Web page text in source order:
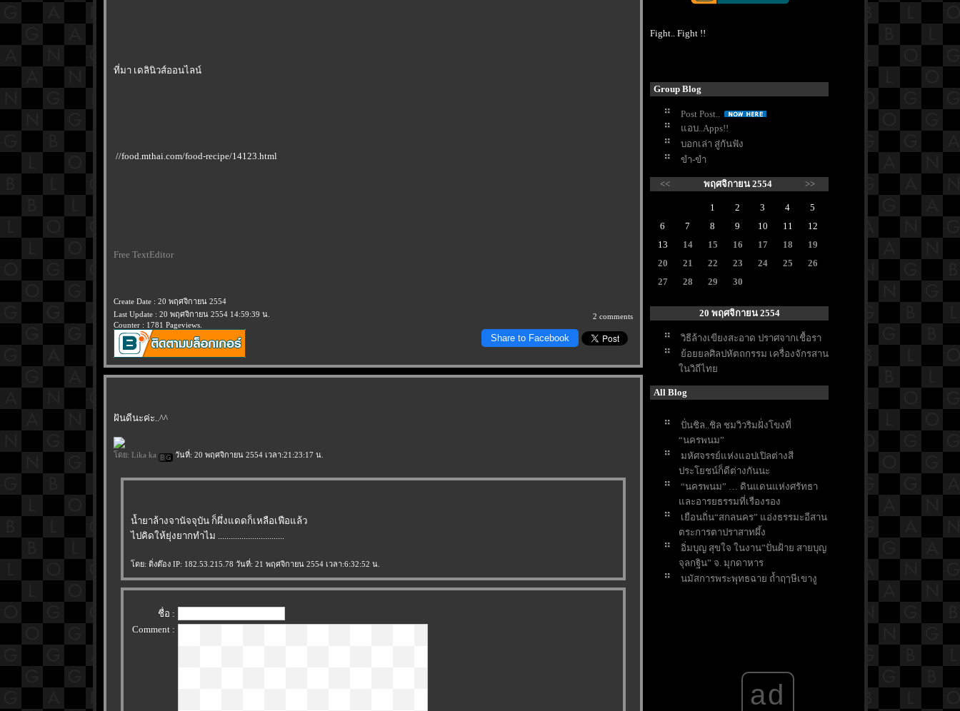
ที่มา เดลินิวส์ออนไลน์
//food.mthai.com/food-recipe/14123.html
Free TextEditor
Create Date : 20 พฤศจิกายน 2554
Last Update : 20 พฤศจิกายน 2554 14:59:39 น.
Counter : 1781 Pageviews.
2 comments
Share to Facebook
ฝันดีนะค่ะ..^^
ดย: Lika ka วันที่: 20 พฤศจิกายน 2554 เวลา:21:23:17 น.
น้ำยาล้างจานัจจุบัน ก็ผึ่งแดดก็เหลือเฟือแล้ว
ไปคิดให้ยุ่งยากทำไม ...............................
ดย: ติ่งต๊อง IP: 182.53.215.78 วันที่: 21 พฤศจิกายน 2554 เวลา:6:32:52 น.
ชื่อ :
Comment :
Fight.. Fight !!
Group Blog
Post Post..
อบ..Apps!!
บอกเล่า สู่กันฟัง
ขำ-ขำ
<< พฤศจิกายน 2554 >>
1 2 3 4
5
6
7 8 9 10 11
12
13
14 15 16 17 18
19
20
21 22 23 24 25
26
27
28 29 30
20 พฤศจิกายน 2554
วิธีล้างเขียงสะอาด ปราศจากเชื้อรา
้อยยลศิลปหัตถกรรม เครื่องจักรสาน
นวิถีไท
All Blog
ปั่นชิล..ชิล ชมวิวริมฝั่งโขงที่
“นครพนม”
มหัศจรรย์แห่งแอปเปิลต่างสี
ประโยชน์ก็ดีต่างกันนะ
“นครพนม” … ดินแดนแห่งศรัทธา
ละอารยธรรมที่เรืองรอง
เยือนถิ่น“สกลนคร” แอ่งธรรมะอีสาน
ตระการตาปราสาทผึ้ง
อิ่มบุญ สุขใจ ในงาน”ปั่นฝ้าย สายบุญ
จุลกฐิน” จ. มุกดาหาร
นมัสการพระพุทธฉาย ถ้ำฤๅษีเขางู
พระอาทิตย์ มะตะบะ-ก๋วยเตี๋ยวเนื้อ-เบ
เที่ยวตลาดบ้านใหม่ เพลินช้อป เพลิน
ad